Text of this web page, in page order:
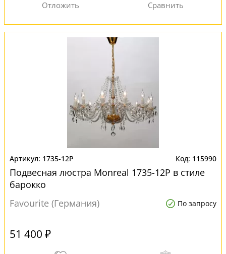
1735-12P 115990
Подвесная люстра Monreal 1735-12P в стиле
барокко
Favourite (Германия)
По запросу
51 400 ₽